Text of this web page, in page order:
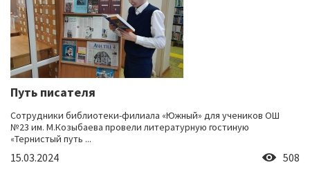
Путь писателя
Сотрудники библиотеки-филиала «Южный» для учеников ОШ
№23 им. М.Козыбаева провели литературную гостиную
«Тернистый путь ...
15.03.2024 508